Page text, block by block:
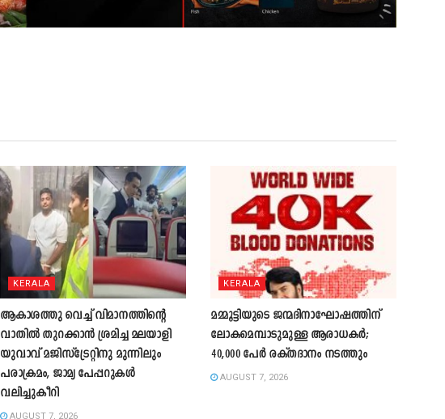
KERALA
ആകാശത്തു വെച്ച് വിമാനത്തിന്റെ
വാതില്‍ തുറക്കാന്‍ ശ്രമിച്ച മലയാളി
യുവാവ് മജിസ്ട്രേറ്റിനു മുന്നിലും
പരാക്രമം, ജാമ്യ പേപ്പറുകൾ
വലിച്ചുകീറി
AUGUST 7, 2026
KERALA
മമ്മൂട്ടിയുടെ ജന്മദിനാഘോഷത്തിന്
ലോകമെമ്പാടുമുള്ള ആരാധകർ;
40,000 പേർ രക്തദാനം നടത്തും
AUGUST 7, 2026